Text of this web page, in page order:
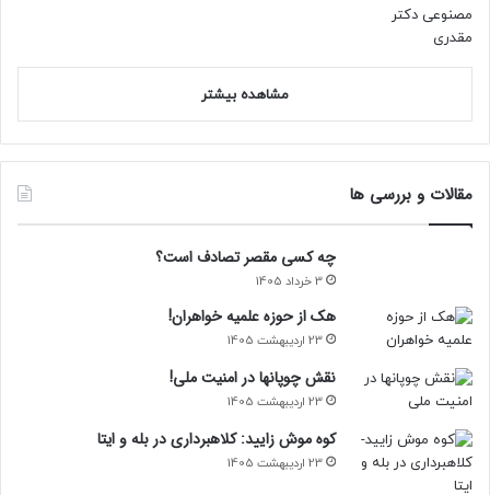
مشاهده بیشتر
مقالات و بررسی ها
چه کسی مقصر تصادف است؟
3 خرداد 1405
هک از حوزه علمیه خواهران!
23 اردیبهشت 1405
نقش چوپانها در امنیت ملی!
23 اردیبهشت 1405
کوه موش زایید: کلاهبرداری در بله و ایتا
23 اردیبهشت 1405